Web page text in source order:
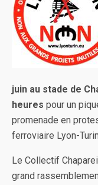
juin au stade de
heures pour un
promenade en
ferroviaire Lyon-
Le Collectif
grand